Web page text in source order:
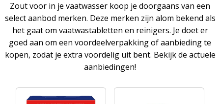
Zout voor in je vaatwasser koop je doorgaans van een
select aanbod merken. Deze merken zijn alom bekend als
het gaat om vaatwastabletten en reinigers. Je doet er
goed aan om een voordeelverpakking of aanbieding te
kopen, zodat je extra voordelig uit bent. Bekijk de actuele
aanbiedingen!